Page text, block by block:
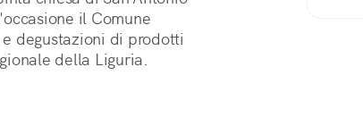
il Comune
degustazioni di prodotti
della Liguria.